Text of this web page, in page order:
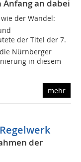
an dabei
der Wandel:
der Titel der 7.
Nürnberger
in diesem
mehr
der